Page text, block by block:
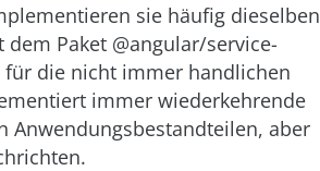
sie häufig dieselben
Paket @angular/service-
für die nicht immer handlichen
immer wiederkehrende
Anwendungsbestandteilen, aber